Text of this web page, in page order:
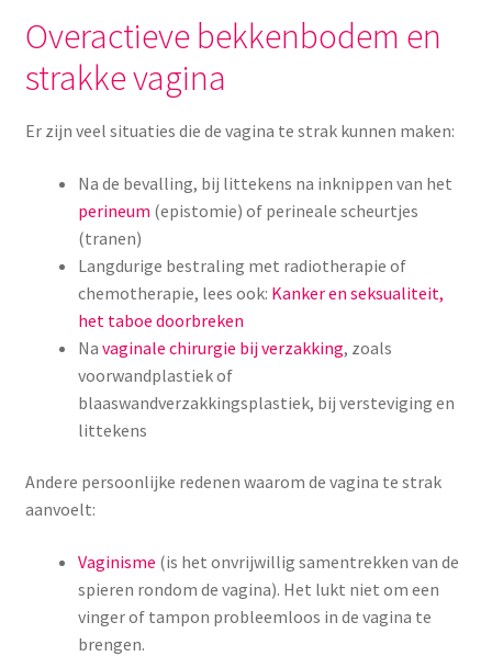
Overactieve bekkenbodem en
strakke vagina
Er zijn veel situaties die de vagina te strak kunnen maken:
Na de bevalling, bij littekens na inknippen van het
perineum (epistomie) of perineale scheurtjes
(tranen)
Langdurige bestraling met radiotherapie of
chemotherapie, lees ook: Kanker en seksualiteit,
het taboe doorbreken
Na vaginale chirurgie bij verzakking, zoals
voorwandplastiek of
blaaswandverzakkingsplastiek, bij versteviging en
littekens
Andere persoonlijke redenen waarom de vagina te strak
aanvoelt:
Vaginisme (is het onvrijwillig samentrekken van de
spieren rondom de vagina). Het lukt niet om een
vinger of tampon probleemloos in de vagina te
brengen.